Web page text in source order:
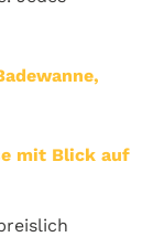
mit Blick auf